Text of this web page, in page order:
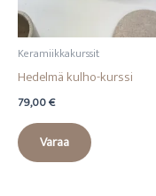
Keramiikkakurssit
Hedelmä kulho-kurssi
79,00€
Varaa